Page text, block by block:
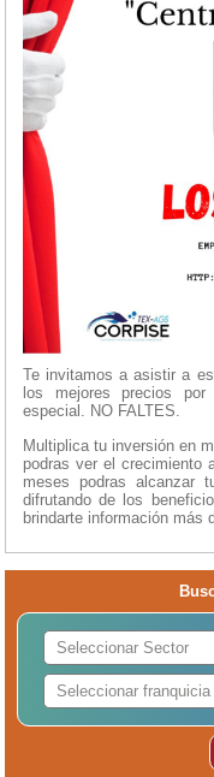
Te invitamos a asistir a
los mejores precios
especial. NO FALTES.
Multiplica tu inversión en
podras ver el crecimiento
meses podras alcanzar
difrutando de los
brindarte información más